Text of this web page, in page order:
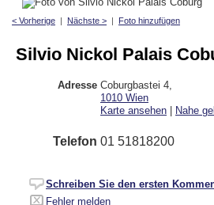
< Vorherige | Nächste > | Foto hinzufügen
Silvio Nickol Palais
Adresse Coburgbastei 4
1010 Wien
Karte ansehen | Nahe
Telefon 01 51818200
Schreiben Sie den ersten
Fehler melden